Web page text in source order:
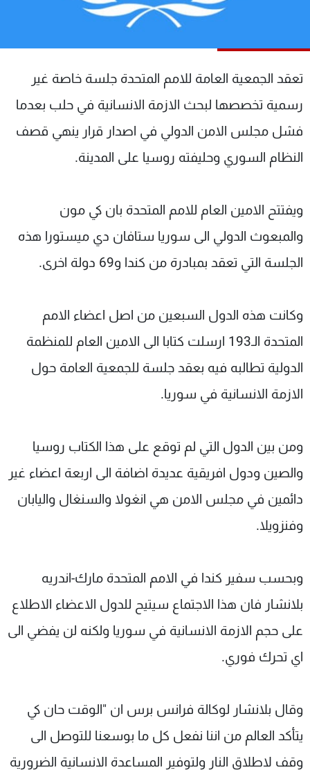
تعقد الجمعية العامة للامم المتحدة جلسة خاصة غير
رسمية تخصصها لبحث الازمة الانسانية في حلب بعدما
فشل مجلس الامن الدولي في اصدار قرار ينهي قصف
النظام السوري وحليفته روسيا على المدينة.
ويفتتح الامين العام للامم المتحدة بان كي مون
والمبعوث الدولي الى سوريا ستافان دي ميستورا هذه
الجلسة التي تعقد بمبادرة من كندا و69 دولة اخرى.
وكانت هذه الدول السبعين من اصل اعضاء الامم
المتحدة الـ193 ارسلت كتابا الى الامين العام للمنظمة
الدولية تطالبه فيه بعقد جلسة للجمعية العامة حول
الازمة الانسانية في سوريا.
ومن بين الدول التي لم توقع على هذا الكتاب روسيا
والصين ودول افريقية عديدة اضافة الى اربعة اعضاء غير
دائمين في مجلس الامن هي انغولا والسنغال واليابان
وفنزويلا.
وبحسب سفير كندا في الامم المتحدة مارك-اندريه
بلانشار فان هذا الاجتماع سيتيح للدول الاعضاء الاطلاع
على حجم الازمة الانسانية في سوريا ولكنه لن يفضي الى
اي تحرك فوري.
وقال بلانشار لوكالة فرانس برس ان "الوقت حان كي
يتأكد العالم من اننا نفعل كل ما بوسعنا للتوصل الى
وقف لاطلاق النار ولتوفير المساعدة الانسانية الضرورية
عن MTV
لاعلاناتكم
وظائف
شروط الإسـتخدام